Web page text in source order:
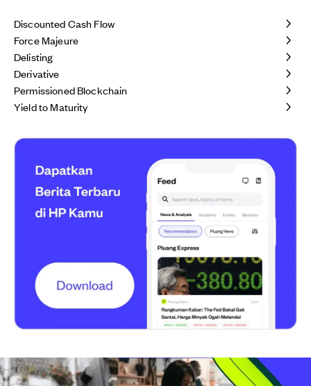
Discounted Cash Flow
Force Majeure
Delisting
Derivative
Permissioned Blockchain
Yield to Maturity